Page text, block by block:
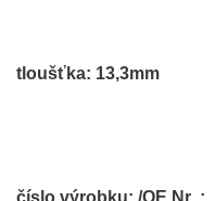
tloušťka: 13,3mm
číslo výrobku: /OE.Nr .: